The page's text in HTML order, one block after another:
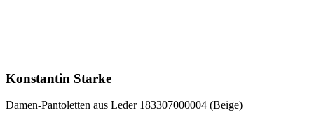
Konstantin Starke
Damen-Pantoletten aus Leder 183307000004 (Beige)